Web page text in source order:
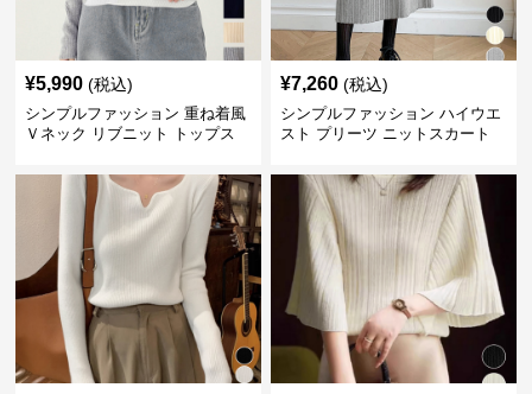
¥5,990 (税込)
シンプルファッション 重ね着風
Ｖネック リブニット トップス
¥7,260 (税込)
シンプルファッション ハイウエ
スト プリーツ ニットスカート